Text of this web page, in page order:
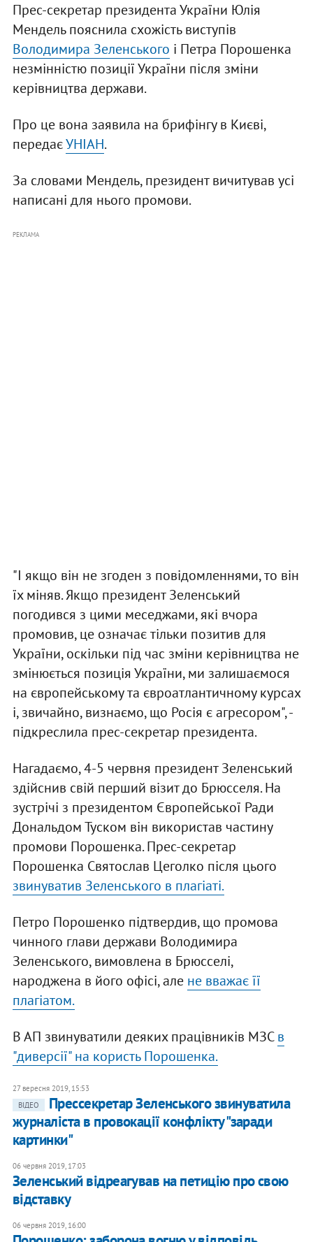
Прес-секретар президента України Юлія
Мендель пояснила схожість виступів
Володимира Зеленського і Петра Порошенка
незмінністю позиції України після зміни
керівництва держави.
Про це вона заявила на брифінгу в Києві,
передаєУНІАН.
За словами Мендель, президент вичитував усі
написані для нього промови.
РЕКЛАМА
"І якщо він не згоден з повідомленнями, то він
їх міняв. Якщо президент Зеленський
погодився з цими меседжами, які вчора
промовив, це означає тільки позитив для
України, оскільки під час зміни керівництва не
змінюється позиція України, ми залишаємося
на європейському та євроатлантичному курсах
і, звичайно, визнаємо, що Росія є агресором", -
підкреслила прес-секретар президента.
Нагадаємо, 4-5 червня президент Зеленський
здійснив свій перший візит до Брюсселя. На
зустрічі з президентом Європейської Ради
Дональдом Туском він використав частину
промови Порошенка. Прес-секретар
Порошенка Святослав Цеголко після цього
звинуватив Зеленського в плагіаті.
Петро Порошенко підтвердив, що промова
чинного глави держави Володимира
Зеленського, вимовлена в Брюсселі,
народжена в його офісі, але не вважає її
плагіатом.
В АП звинуватили деяких працівників МЗСв
"диверсії" на користь Порошенка.
27 вересня 2019, 15:53
ВІДЕО
Прессекретар Зеленського звинуватила
журналіста в провокації конфлікту "заради
картинки"
06 червня 2019, 17:03
Зеленський відреагував на петицію про свою
відставку
06 червня 2019, 16:00